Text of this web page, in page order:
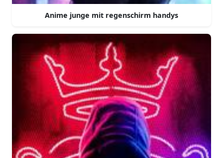
Anime junge mit regenschirm handys